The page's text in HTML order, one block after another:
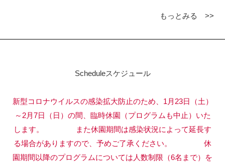
もっとみる >>
Scheduleスケジュール
新型コロナウイルスの感染拡大防止のため、1月23日（土）
～2月7日（日）の間、臨時休園（プログラムも中止）いた
します。
また休園期間は感染状況によって延長す
る場合がありますので、予めご了承ください。
休
園期間以降のプログラムについては人数制限（6名まで）を